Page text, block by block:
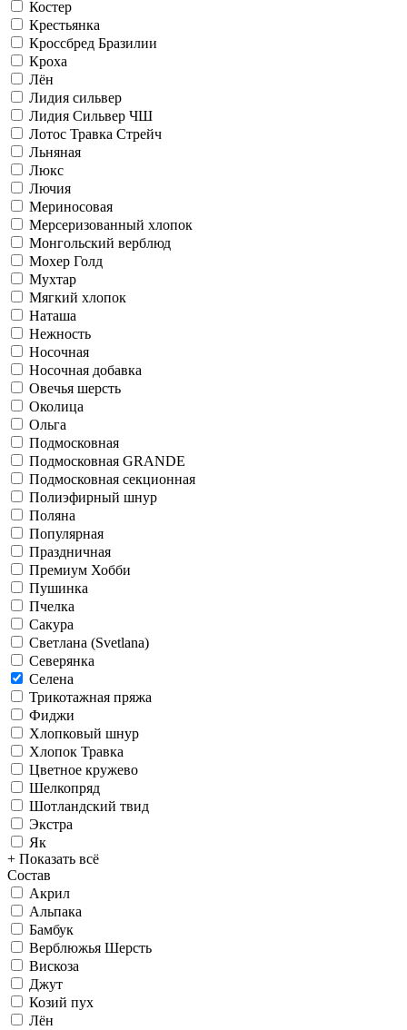
Костер
Крестьянка
Кроссбред Бразилии
Кроха
Лён
Лидия сильвер
Лидия Сильвер ЧШ
Лотос Травка Стрейч
Льняная
Люкс
Лючия
Мериносовая
Мерсеризованный хлопок
Монгольский верблюд
Мохер Голд
Мухтар
Мягкий хлопок
Наташа
Нежность
Носочная
Носочная добавка
Овечья шерсть
Околица
Ольга
Подмосковная
Подмосковная GRANDE
Подмосковная секционная
Полиэфирный шнур
Поляна
Популярная
Праздничная
Премиум Хобби
Пушинка
Пчелка
Сакура
Светлана (Svetlana)
Северянка
Селена
Трикотажная пряжа
Фиджи
Хлопковый шнур
Хлопок Травка
Цветное кружево
Шелкопряд
Шотландский твид
Экстра
Як
+ Показать всё
Состав
Акрил
Альпака
Бамбук
Верблюжья Шерсть
Вискоза
Джут
Козий пух
Лён